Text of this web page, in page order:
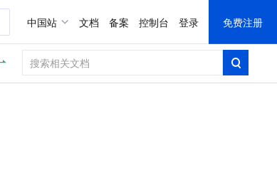
中国站 文档 备案 控制台 登录 免费注册